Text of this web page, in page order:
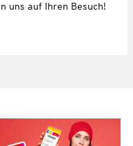
uns auf Ihren Besuch!